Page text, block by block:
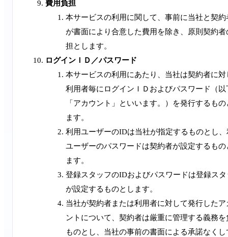
費用負担
本サービスの利用に関して、事前に当社と契約
が書面により合意した費用を除き、原則契約者
担とします。
ログインＩＤ／パスワード
本サービスの利用にあたり、当社は契約者に対
利用者毎にログインＩＤおよびパスワード（以
「アカウント」といいます。）を発行するもの
ます。
利用ユーザーのIDは当社が指定するものとし、
ユーザーのパスワードは契約者が設定するもの
ます。
登録スタッフのIDおよびパスワードは登録スタ
が設定するものとします。
当社が契約者または利用者に対して発行したア
ントについて、契約者は厳重に管理する義務を
ものとし、当社の事前の書面による承諾なくし